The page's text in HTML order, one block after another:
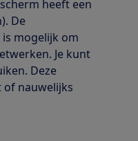
heeft een
De
is mogelijk om
Je kunt
Deze
nauwelijks